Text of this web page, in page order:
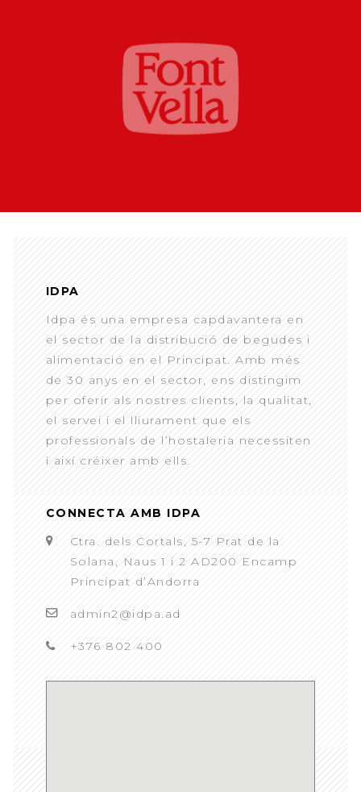
IDPA
Idpa és una empresa capdavantera en
el sector de la distribució de begudes i
alimentació en el Principat. Amb més
de 30 anys en el sector, ens distingim
per oferir als nostres clients, la qualitat,
el servei i el lliurament que els
professionals de l’hostaleria necessiten
i així créixer amb ells.
CONNECTA AMB IDPA
Ctra. dels Cortals, 5-7 Prat de la
Solana, Naus 1 i 2 AD200 Encamp
Principat d’Andorra
admin2@idpa.ad
+376 802 400